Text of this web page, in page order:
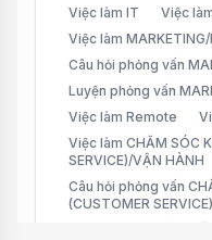
Việc làm IT
Việc
Việc làm
Câu hỏi phỏng vấn
Luyện phỏng vấn
Việc làm Remote
Việc làm CHĂM SÓC
SERVICE)/VẬN HÀNH
Câu hỏi phỏng vấn
(CUSTOMER